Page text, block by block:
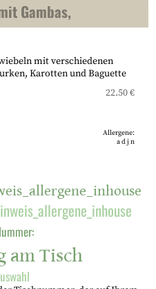
Gambas,
mit verschiedenen
Karotten und Baguette
22.50 €
Allergene:
adjn
am Tisch